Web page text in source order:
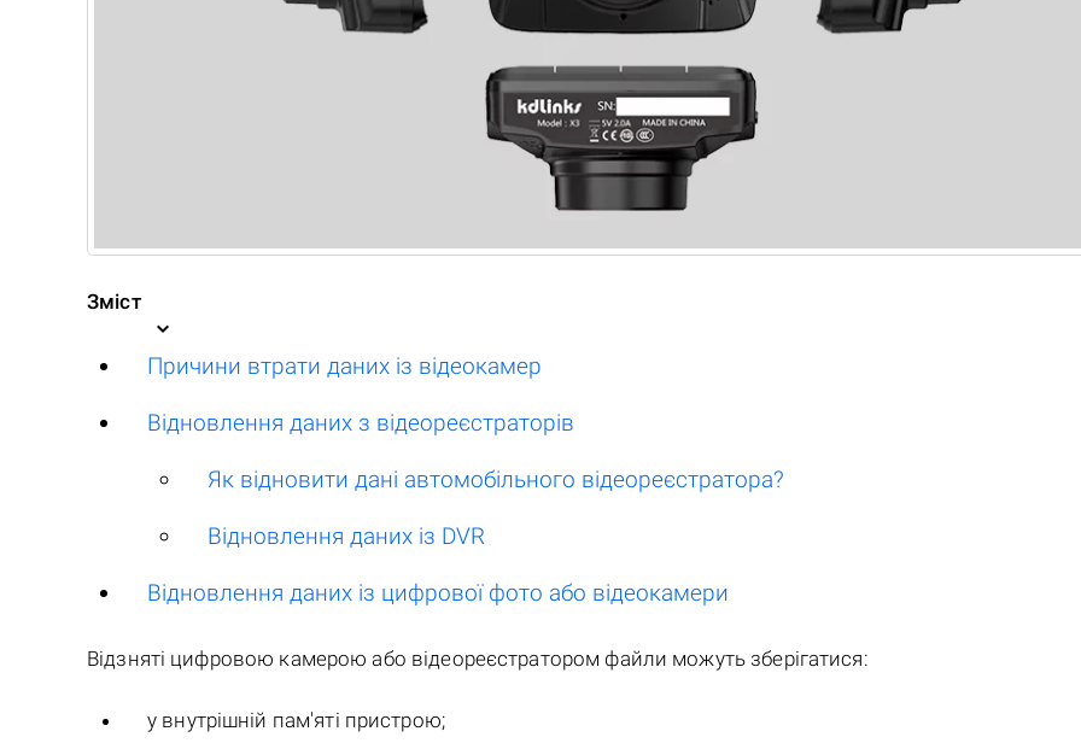
Зміст
Причини втрати даних із відеокамер
Відновлення даних з відеореєстраторів
Як відновити дані автомобільного відеореєстратора?
Відновлення даних із DVR
Відновлення даних із цифрової фото або відеокамери
Відзняті цифровою камерою або відеореєстратором файли можуть зберігатися:
у внутрішній пам'яті пристрою;